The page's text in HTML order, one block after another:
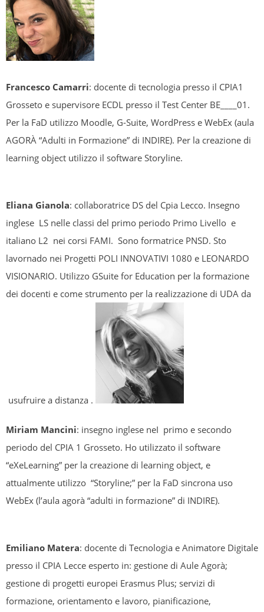
Francesco Camarri: docente di tecnologia presso il CPIA1
Grosseto e supervisore ECDL presso il Test Center BE____01.
Per la FaD utilizzo Moodle, G-Suite, WordPress e WebEx (aula
AGORÀ “Adulti in Formazione” di INDIRE). Per la creazione di
learning object utilizzo il software Storyline.
Eliana Gianola: collaboratrice DS del Cpia Lecco. Insegno
inglese LS nelle classi del primo periodo Primo Livello e
italiano L2 nei corsi FAMI. Sono formatrice PNSD. Sto
lavornado nei Progetti POLI INNOVATIVI 1080 e LEONARDO
VISIONARIO. Utilizzo GSuite for Education per la formazione
dei docenti e come strumento per la realizzazione di UDA da
usufruire a distanza .
Miriam Mancini: insegno inglese neI primo e secondo
periodo del CPIA 1 Grosseto. Ho utilizzato il software
“eXeLearning” per la creazione di learning object, e
attualmente utilizzo “Storyline;” per la FaD sincrona uso
WebEx (l’aula agorà “adulti in formazione” di INDIRE).
Emiliano Matera: docente di Tecnologia e Animatore Digitale
presso il CPIA Lecce esperto in: gestione di Aule Agorà;
gestione di progetti europei Erasmus Plus; servizi di
formazione, orientamento e lavoro, pianificazione,